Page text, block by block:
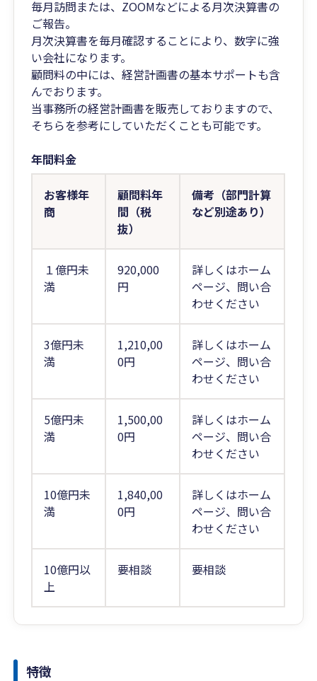
毎月訪問または、ZOOMなどによる月次決算書の
ご報告。
月次決算書を毎月確認することにより、数字に強
い会社になります。
顧問料の中には、経営計画書の基本サポートも含
んでおります。
当事務所の経営計画書を販売しておりますので、
そちらを参考にしていただくことも可能です。
年間料金
お客様年
商
顧問料年
間（税
抜）
備考（部門計算
など別途あり）
１億円未
満
920,000
円
詳しくはホーム
ページ、問い合
わせください
3億円未
満
1,210,00
0円
詳しくはホーム
ページ、問い合
わせください
5億円未
満
1,500,00
0円
詳しくはホーム
ページ、問い合
わせください
10億円未
満
1,840,00
0円
詳しくはホーム
ページ、問い合
わせください
10億円以
上
要相談 要相談
特徴